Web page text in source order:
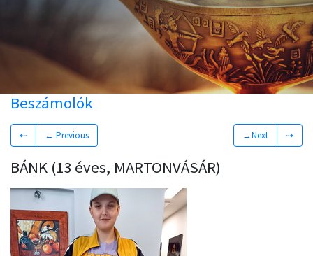
Beszámolók
⇠ ← Previous →Next ⇢
BÁNK (13 éves, MARTONVÁSÁR)